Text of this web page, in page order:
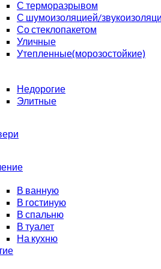
С терморазрывом
С шумоизоляцией/
Со стеклопакетом
Уличные
Утепленные(морозостойкие)
Недорогие
Элитные
В ванную
В гостиную
В спальню
В туалет
На кухню